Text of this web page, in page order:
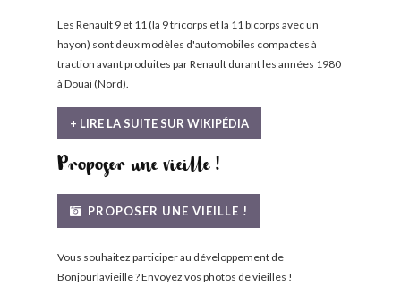
Les Renault 9 et 11 (la 9 tricorps et la 11 bicorps avec un
hayon) sont deux modèles d'automobiles compactes à
traction avant produites par Renault durant les années 1980
à Douai (Nord).
+ LIRE LA SUITE SUR WIKIPÉDIA
Proposer une vieille !
PROPOSER UNE VIEILLE !
Vous souhaitez participer au développement de
Bonjourlavieille ? Envoyez vos photos de vieilles !